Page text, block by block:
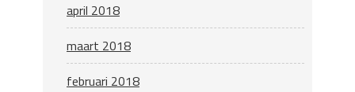
april 2018
maart 2018
februari 2018